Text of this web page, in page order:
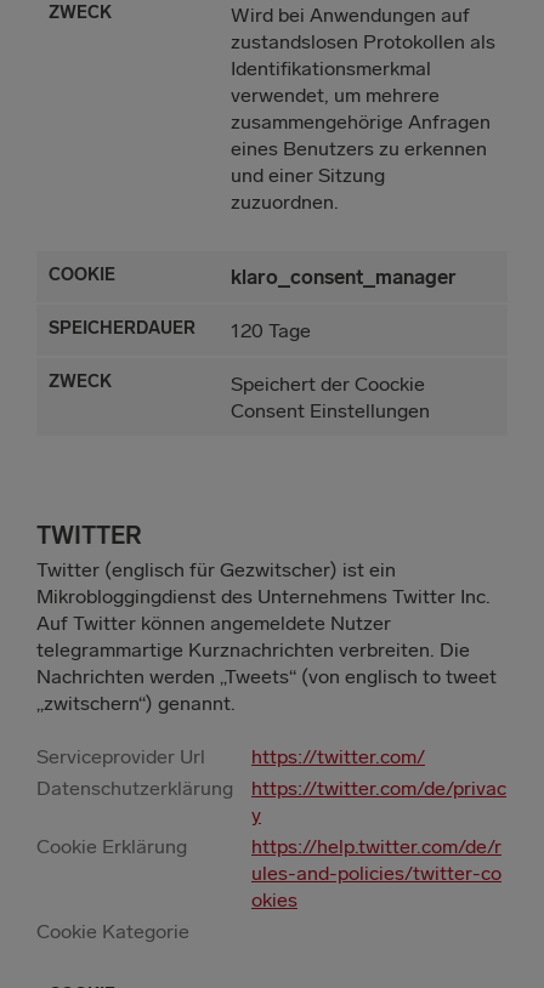
Wird bei Anwendungen auf
zustandslosen Protokollen als
Identifikationsmerkmal
verwendet, um mehrere
zusammengehörige Anfragen
eines Benutzers zu erkennen
und einer Sitzung
zuzuordnen.
klaro_consent_manager
120 Tage
Speichert der Coockie
Consent Einstellungen
TWITTER
Twitter (englisch für Gezwitscher) ist ein
Mikrobloggingdienst des Unternehmens Twitter Inc.
Auf Twitter können angemeldete Nutzer
telegrammartige Kurznachrichten verbreiten. Die
Nachrichten werden „Tweets“ (von englisch to tweet
„zwitschern“) genannt.
Serviceprovider Url
https://twitter.com/
Datenschutzerklärung
https://twitter.com/de/privac
y
Cookie Erklärung
https://help.twitter.com/de/r
ules-and-policies/twitter-co
okies
Cookie Kategorie